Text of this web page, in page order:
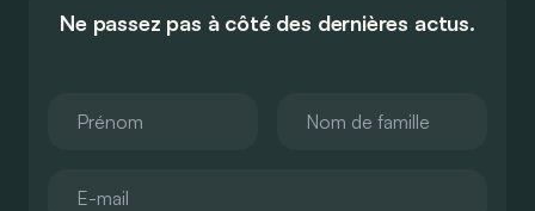
Ne passez pas à côté des dernières actus.